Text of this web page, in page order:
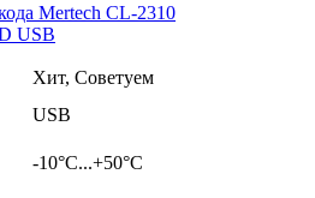
Mertech CL-2310
USB
Хит, Советуем
USB
-10°С...+50°C